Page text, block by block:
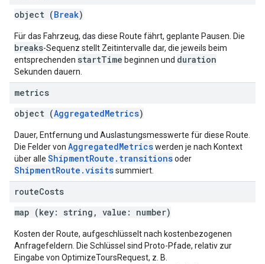
object (Break)
Für das Fahrzeug, das diese Route fährt, geplante Pausen. Die
breaks-Sequenz stellt Zeitintervalle dar, die jeweils beim
entsprechenden startTime beginnen und duration
Sekunden dauern.
metrics
object (AggregatedMetrics)
Dauer, Entfernung und Auslastungsmesswerte für diese Route.
Die Felder von AggregatedMetricswerden je nach Kontext
über alle ShipmentRoute.transitionsoder
ShipmentRoute.visitssummiert.
routeCosts
map (key: string, value: number)
Kosten der Route, aufgeschlüsselt nach kostenbezogenen
Anfragefeldern. Die Schlüssel sind Proto-Pfade, relativ zur
Eingabe von OptimizeToursRequest, z. B.